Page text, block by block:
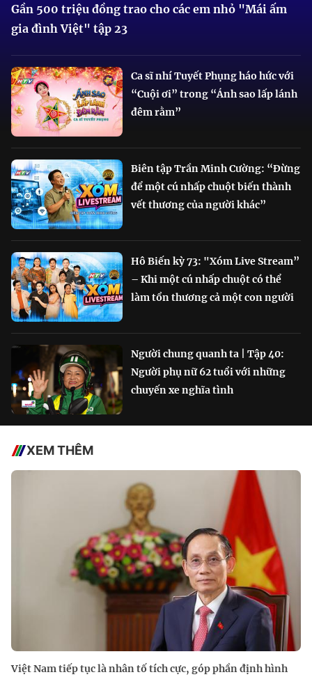
Gần 500 triệu đồng trao cho các em nhỏ "Mái ấm
gia đình Việt" tập 23
Ca sĩ nhí Tuyết Phụng háo hức với
“Cuội ơi” trong “Ánh sao lấp lánh
đêm rằm”
Biên tập Trần Minh Cường: “Đừng
để một cú nhấp chuột biến thành
vết thương của người khác”
Hô Biến kỳ 73: "Xóm Live Stream”
– Khi một cú nhấp chuột có thể
làm tổn thương cả một con người
Người chung quanh ta | Tập 40:
Người phụ nữ 62 tuổi với những
chuyến xe nghĩa tình
XEM THÊM
Việt Nam tiếp tục là nhân tố tích cực, góp phần định hình